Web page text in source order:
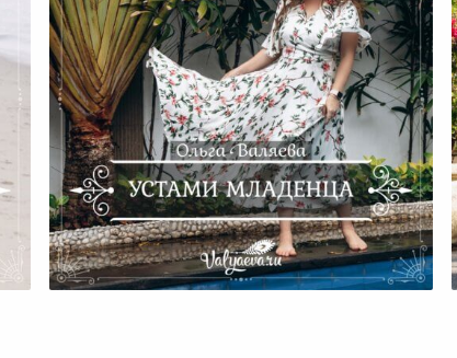
Устами Младенца